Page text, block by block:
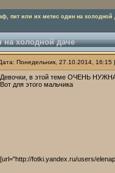
пит или их метис один на холодной
на холодной даче
Понедельник, 27.10.2014,
Девочки, в этой теме ОЧЕНЬ
Вот для этого мальчика
[url="http://fotki.yandex.ru/users/